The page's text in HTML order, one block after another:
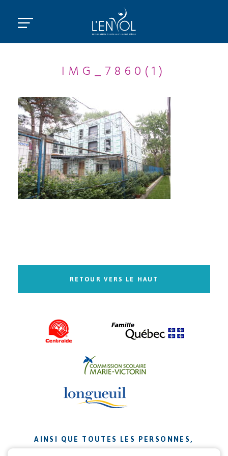
IMG_7860(1)
RETOUR VERS LE HAUT
AINSI QUE TOUTES LES PERSONNES,
ORGANISMES ET ENTREPRISES QUI ONT